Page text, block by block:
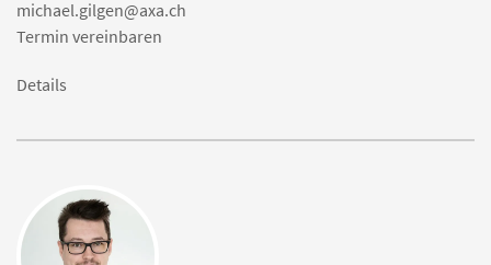
michael.gilgen@axa.ch
Termin vereinbaren
Details